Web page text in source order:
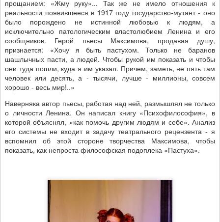
прощанием: «Жму руку»... Так же не имело отношения к
реальности появившееся в 1917 году государство-мутант - оно
было порождено не истинной любовью к людям, а
исключительно патологическим властолюбием Ленина и его
сообщников. Герой пьесы Максимова, продавая душу,
признается: «Хочу я быть пастухом. Только не баранов
шашлычных пасти, а людей. Чтобы рукой им показать и чтобы
они туда пошли, куда я им указал. Причем, заметь, не пять там
человек или десять, а - тысячи, лучше - миллионы, совсем
хорошо - весь мир!..»
Наверняка автор пьесы, работая над ней, размышлял не только
о личности Ленина. Он написал книгу «Психофилософия», в
которой объяснял, «как помочь другим людям и себе». Анализ
его системы не входит в задачу театрального рецензента - я
вспомнил об этой стороне творчества Максимова, чтобы
показать, как непроста философская подоплека «Пастуха».